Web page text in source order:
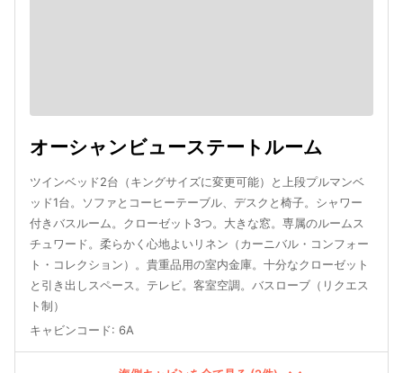
オーシャンビューステートルーム
ツインベッド2台（キングサイズに変更可能）と上段プルマンベ
ッド1台。ソファとコーヒーテーブル、デスクと椅子。シャワー
付きバスルーム。クローゼット3つ。大きな窓。専属のルームス
チュワード。柔らかく心地よいリネン（カーニバル・コンフォー
ト・コレクション）。貴重品用の室内金庫。十分なクローゼット
と引き出しスペース。テレビ。客室空調。バスローブ（リクエス
ト制）
キャビンコード: 6A